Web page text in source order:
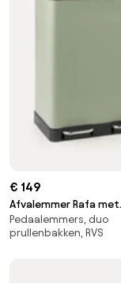
€ 149
Afvalemmer Rafa met
pedaalfunctie, 2 x 30 L
Pedaalemmers, duo
prullenbakken, RVS